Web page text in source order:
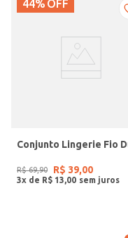
44% OFF
R$ 69,90 R$ 39,00
3x de R$ 13 00